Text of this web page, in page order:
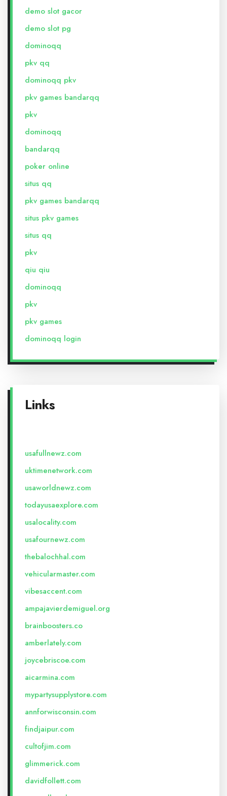
demo slot gacor
demo slot pg
dominoqq
pkv qq
dominoqq pkv
pkv games bandarqq
pkv
dominoqq
bandarqq
poker online
situs qq
pkv games bandarqq
situs pkv games
situs qq
pkv
qiu qiu
dominoqq
pkv
pkv games
dominoqq login
Links
usafullnewz.com
uktimenetwork.com
usaworldnewz.com
todayusaexplore.com
usalocality.com
usafournewz.com
thebalochhal.com
vehicularmaster.com
vibesaccent.com
ampajavierdemiguel.org
brainboosters.co
amberlately.com
joycebriscoe.com
aicarmina.com
mypartysupplystore.com
annforwisconsin.com
findjaipur.com
cultofjim.com
glimmerick.com
davidfollett.com